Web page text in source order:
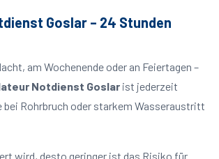
Goslar – 24 Stunden
am Wochenende oder an Feiertagen –
Notdienst Goslarist jederzeit
bei Rohrbruch oder starkem Wasseraustritt
wird, desto geringer ist das Risiko für